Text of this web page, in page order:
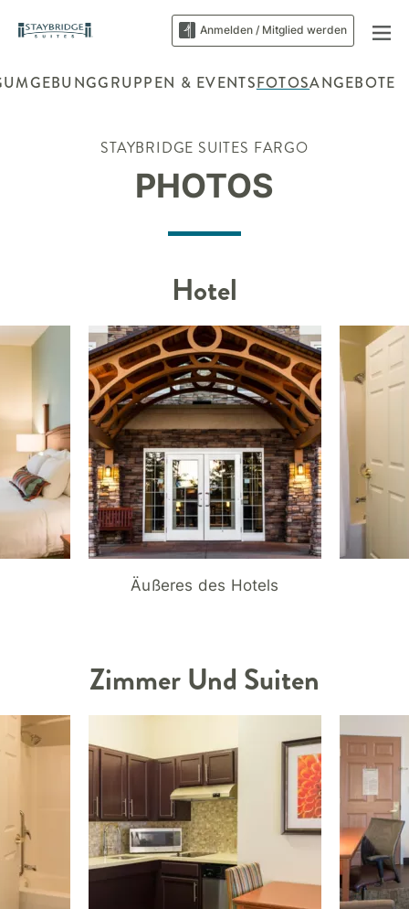
Anmelden / Mitglied werden
UMGEBUNGGRUPPEN & EVENTSFOTOSANGEBOTE
STAYBRIDGE SUITES FARGO
PHOTOS
Hotel
Äußeres des Hotels
Zimmer Und Suiten